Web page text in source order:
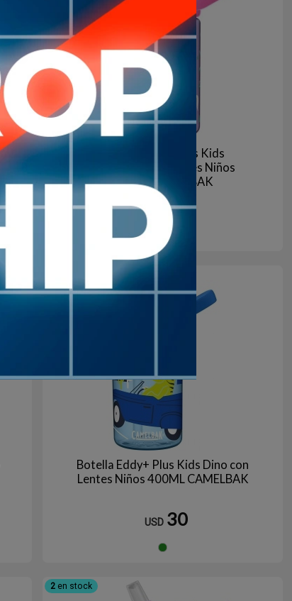
Botella Eddy+ Plus Kids
Unicornios Musicales Niños
400ML CAMELBAK
USD 30
MUSICALES
Botella Eddy+ Plus Kids Dino con
Lentes Niños 400ML CAMELBAK
USD 30
2en stock